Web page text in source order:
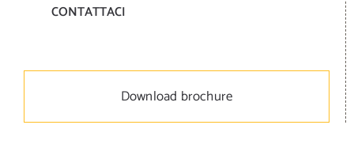
CONTATTACI
Download brochure